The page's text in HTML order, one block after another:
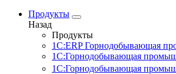
Продукты
Назад
Продукты
1С:ERP Горнодобывающая
1С:Горнодобывающая
1С:Горнодобывающая